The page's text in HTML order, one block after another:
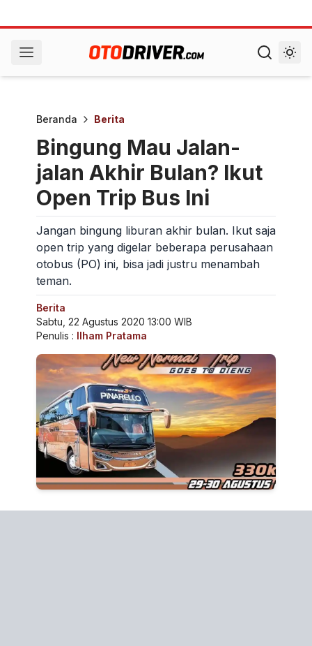
Beranda Berita
Bingung Mau Jalan-
jalan Akhir Bulan? Ikut
Open Trip Bus Ini
Jangan bingung liburan akhir bulan. Ikut saja
open trip yang digelar beberapa perusahaan
otobus (PO) ini, bisa jadi justru menambah
teman.
Berita
Sabtu, 22 Agustus 2020 13:00 WIB
Penulis : Ilham Pratama